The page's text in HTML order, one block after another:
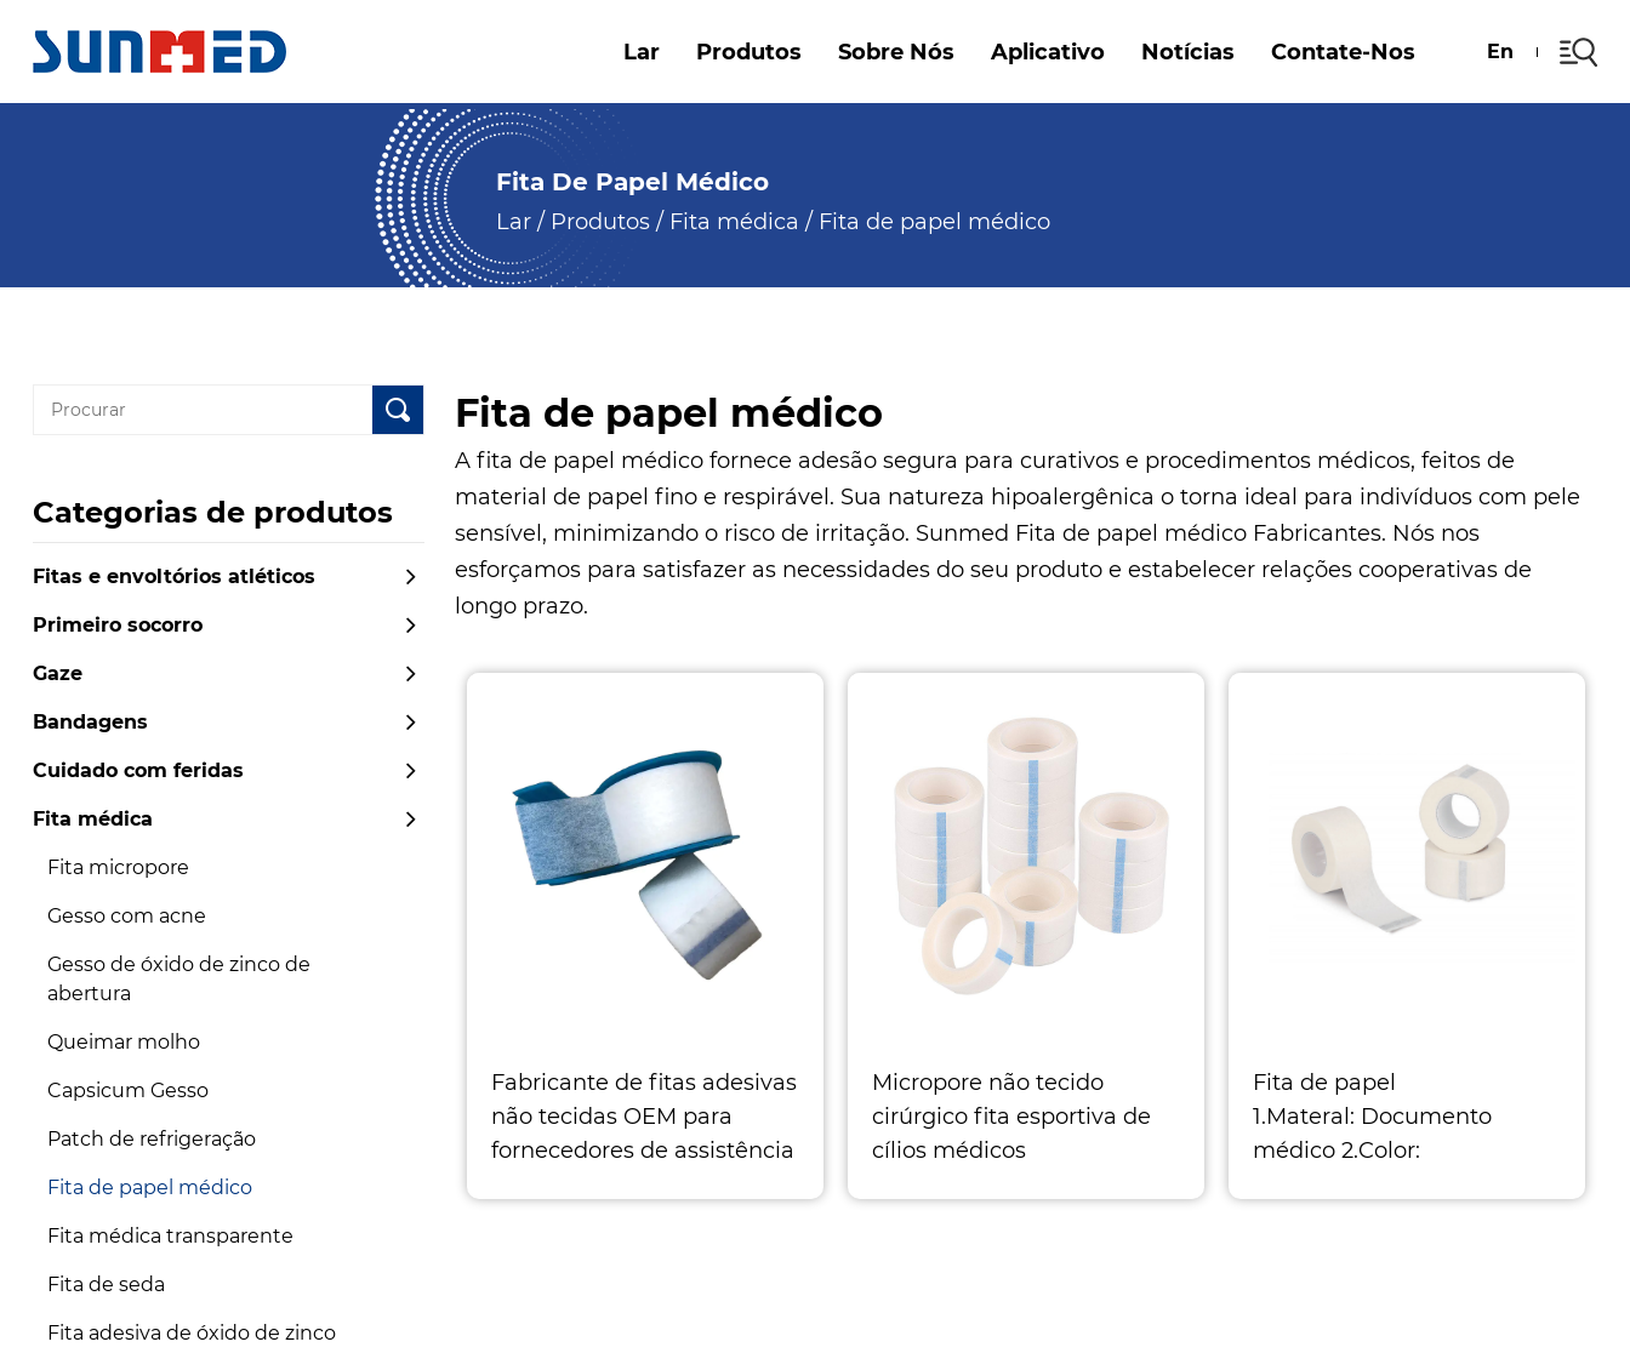
Lar Produtos Sobre Nós Aplicativo Notícias Contate-Nos En
Fita De Papel Médico
Lar/ Produtos/ Fita médica / Fita de papel médico
Categorias de produtos
Fitas e envoltórios atléticos
Primeiro socorro
Gaze
Bandagens
Cuidado com feridas
Fita médica
Fita micropore
Gesso com acne
Gesso de óxido de zinco de
abertura
Queimar molho
Capsicum Gesso
Patch de refrigeração
Fita de papel médico
Fita médica transparente
Fita de seda
Fita adesiva de óxido de zinco
Fita de papel médico
A fita de papel médico fornece adesão segura para curativos e procedimentos médicos, feitos de
material de papel fino e respirável. Sua natureza hipoalergênica o torna ideal para indivíduos com pele
sensível, minimizando o risco de irritação. Sunmed Fita de papel médico Fabricantes. Nós nos
esforçamos para satisfazer as necessidades do seu produto e estabelecer relações cooperativas de
longo prazo.
Fabricante de fitas adesivas
não tecidas OEM para
fornecedores de assistência
Micropore não tecido
cirúrgico fita esportiva de
cílios médicos
Fita de papel
1.Materal: Documento
médico 2.Color: